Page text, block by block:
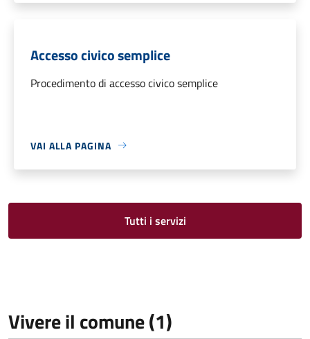
Accesso civico semplice
Procedimento di accesso civico semplice
VAI ALLA PAGINA
Tutti i servizi
Vivere il comune (1)